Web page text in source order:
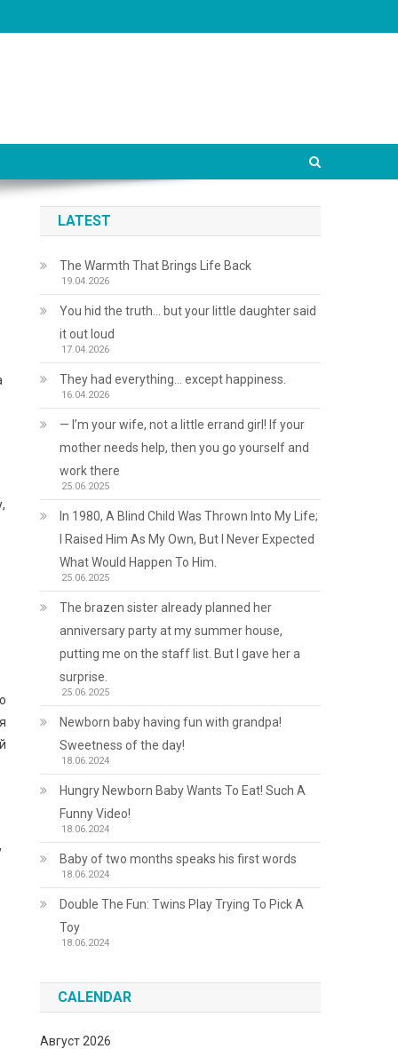
LATEST
The Warmth That Brings Life Back
19.04.2026
You hid the truth… but your little daughter said
it out loud
17.04.2026
They had everything… except happiness.
16.04.2026
— I’m your wife, not a little errand girl! If your
mother needs help, then you go yourself and
work there
25.06.2025
In 1980, A Blind Child Was Thrown Into My Life;
I Raised Him As My Own, But I Never Expected
What Would Happen To Him.
25.06.2025
The brazen sister already planned her
anniversary party at my summer house,
putting me on the staff list. But I gave her a
surprise.
25.06.2025
Newborn baby having fun with grandpa!
Sweetness of the day!
18.06.2024
Hungry Newborn Baby Wants To Eat! Such A
Funny Video!
18.06.2024
Baby of two months speaks his first words
18.06.2024
Double The Fun: Twins Play Trying To Pick A
Toy
18.06.2024
CALENDAR
Август 2026